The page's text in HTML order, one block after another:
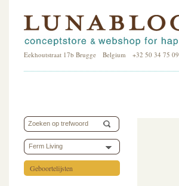
Eekhoutstraat 17b Brugge Belgium +32 50 34 75 09
Ferm Living
Geboortelijsten